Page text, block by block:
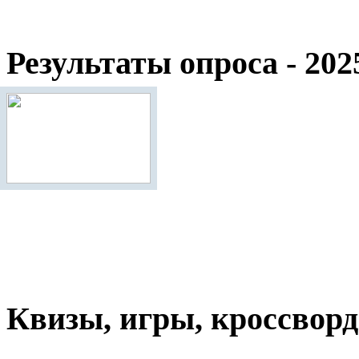
Результаты опроса -
Квизы, игры,